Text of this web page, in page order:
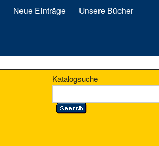
Neue Einträge Unsere Bücher
Katalogsuche